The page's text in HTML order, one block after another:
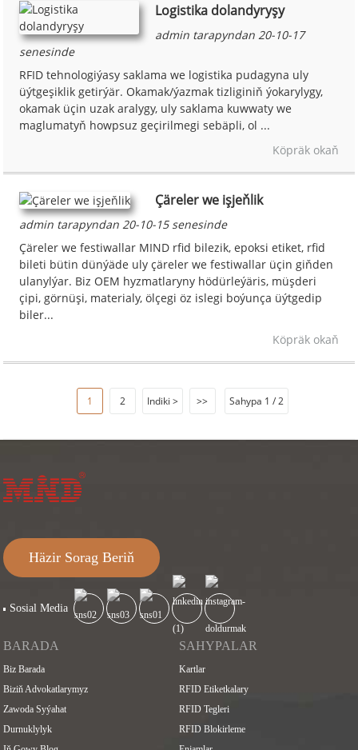
Logistika dolandyryşy
admin tarapyndan 20-10-17
senesinde
RFID tehnologiýasy saklama we logistika pudagyna uly
üýtgeşiklik getirýär. Okamak/ýazmak tizliginiň ýokarylygy,
okamak üçin uzak aralygy, uly saklama kuwwaty we
maglumatyň howpsuz geçirilmegi sebäpli, ol ...
Köpräk okaň
Çäreler we işjeňlik
admin tarapyndan 20-10-15 senesinde
Çäreler we festiwallar MIND rfid bilezik, epoksi etiket, rfid
bileti bütin dünýäde uly çäreler we festiwallar üçin giňden
ulanylýar. Biz OEM hyzmatlaryny hödürleýäris, müşderi
çipi, görnüşi, materialy, ölçegi öz islegi boýunça üýtgedip
biler...
Köpräk okaň
1 2 Indiki > >> Sahypa 1 / 2
Häzir Sorag Beriň
Sosial Media
BARADA
Biz Barada
Biziň Advokatlarymyz
Zawoda Syýahat
Durnuklylyk
SAHYPALAR
Kartlar
RFID Etiketkalary
RFID Tegleri
RFID Blokirleme